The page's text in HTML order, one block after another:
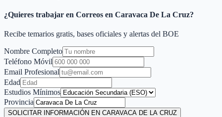
¿Quieres trabajar en Correos en Caravaca De La Cruz?
Recibe temarios gratis, bases oficiales y alertas del BOE
Nombre Completo
Teléfono Móvil
Email Profesional
Edad
Estudios Mínimos
Provincia
SOLICITAR INFORMACIÓN EN CARAVACA DE LA CRUZ